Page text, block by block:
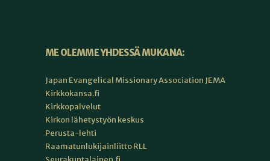
ME OLEMME YHDESSÄ MUKANA:
Japan Evangelical Missionary Association JEMA
Kirkkokansa.fi
Kirkkopalvelut
Kirkon lähetystyön keskus
Perusta-lehti
Raamatunlukijainliitto RLL